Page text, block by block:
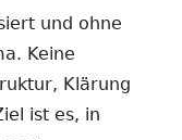
und ohne
Keine
Klärung
ist es, in